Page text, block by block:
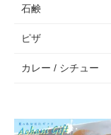
石鹸
ピザ
カレー / シチュー